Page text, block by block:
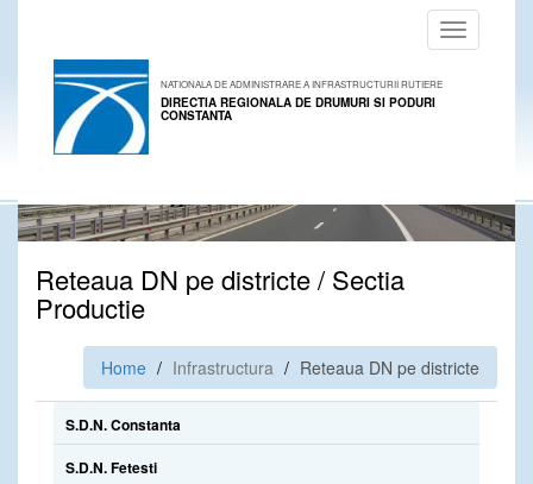
Toggle
navigation
NATIONALA DE ADMINISTRARE A INFRASTRUCTURII RUTIERE
DIRECTIA REGIONALA DE DRUMURI SI PODURI
CONSTANTA
Reteaua DN pe districte / Sectia
Productie
Home Infrastructura Reteaua DN pe districte
S.D.N. Constanta
S.D.N. Fetesti